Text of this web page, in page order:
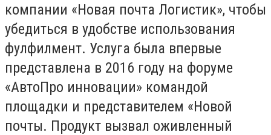
компании «Новая почта Логистик», чтобы
убедиться в удобстве использования
фулфилмент. Услуга была впервые
представлена в 2016 году на форуме
«АвтоПро инновации» командой
площадки и представителем «Новой
почты. Продукт вызвал оживленный